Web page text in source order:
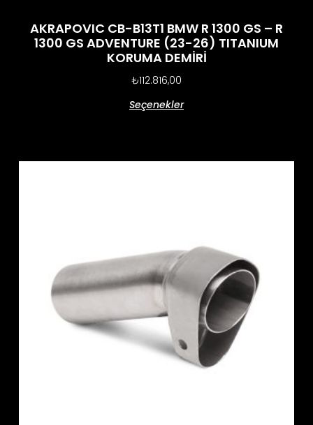
AKRAPOVIC CB-B13T1 BMW R 1300 GS – R
1300 GS ADVENTURE (23-26) TITANIUM
KORUMA DEMİRİ
₺112.816,00
Seçenekler